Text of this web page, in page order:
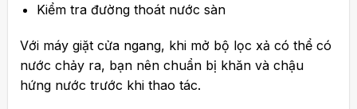
Kiểm tra đường thoát nước sàn
Với máy giặt cửa ngang, khi mở bộ lọc xả có thể có
nước chảy ra, bạn nên chuẩn bị khăn và chậu
hứng nước trước khi thao tác.